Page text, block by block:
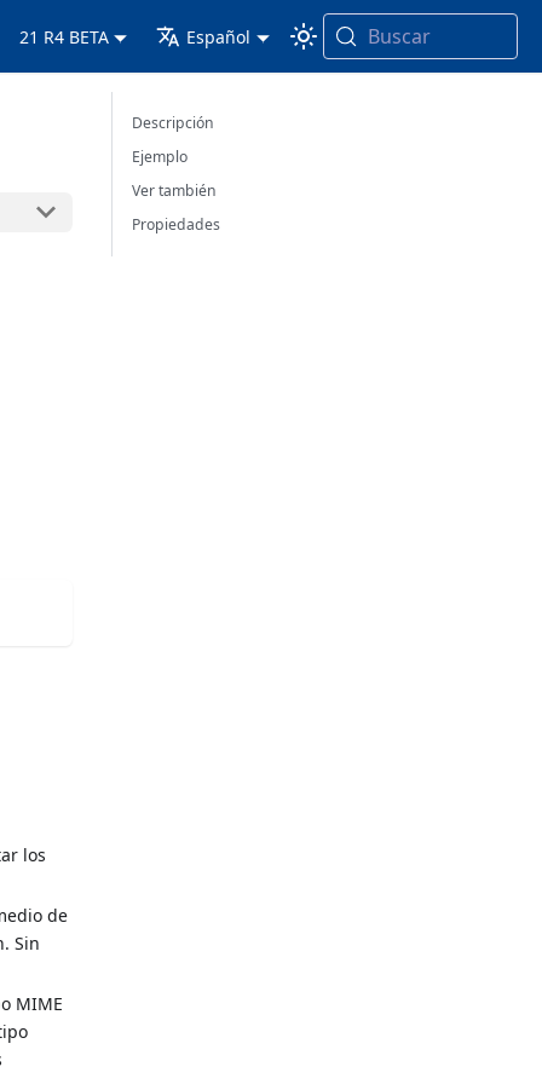
21 R4 BETA Español Buscar
los
de
Sin
MIME
Descripción
Ejemplo
Ver también
Propiedades